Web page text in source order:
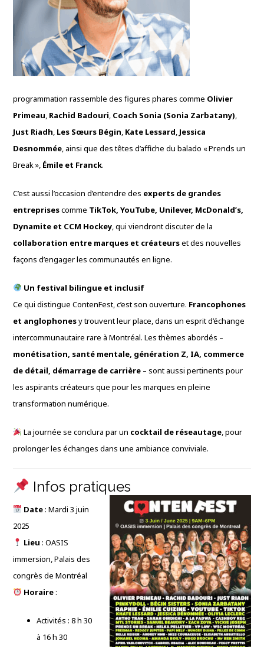
programmation rassemble des figures phares comme Olivier
Primeau Rachid Badouri Coach Sonia (Sonia Zarbatany)
Just Riadh Les Sœurs Bégin Kate Lessard Jessica
Desnommée , ainsi que des têtes d’affiche du balado « Prends un
Break », Émile et Franck.
C’est aussi l’occasion d’entendre des experts de grandes
entreprisescomme TikTok, YouTube, Unilever, McDonald’s,
Dynamite et CCM Hockey , qui viendront discuter de la
collaboration entre marques et créateurset des nouvelles
façons d’engager les communautés en ligne.
Un festival bilingue et inclusif
Ce qui distingue ContenFest, c’est son ouverture. Francophones
et anglophonesy trouvent leur place, dans un esprit d’échange
intercommunautaire rare à Montréal. Les thèmes abordés –
monétisation, santé mentale, génération Z, IA, commerce
de détail, démarrage de carrière – sont aussi pertinents pour
les aspirants créateurs que pour les marques en pleine
transformation numérique.
La journée se conclura par un cocktail de réseautage , pour
prolonger les échanges dans une ambiance conviviale.
Infos pratiques
Date: Mardi 3 juin
2025
Lieu : OASIS
immersion, Palais des
congrès de Montréal
Horaire:
Activités : 8 h 30
à 16 h 30